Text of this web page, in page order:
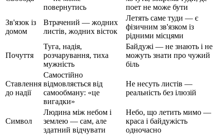
повернутись
поет не може бути
Зв'язок із
домом
Втрачений — жодних
листів, жодних вісток
Летять саме туди — є
фізичним зв'язком із
рідними місцями
Почуття
Туга, надія,
розчарування, тиха
мужність
Байдужі — не знають і не
можуть знати про чужий
біль
Ставлення
до надії
Самостійно
відмовляється від
самообману: «це
вигадки»
Не несуть листів —
реальність без ілюзій
Символ
Людина між небом і
землею — сам, але
здатний відчувати
Небо, що летить мимо —
краса і байдужість
одночасно